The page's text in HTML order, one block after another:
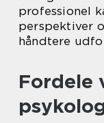
professionel
perspektiver
håndtere
Fordele